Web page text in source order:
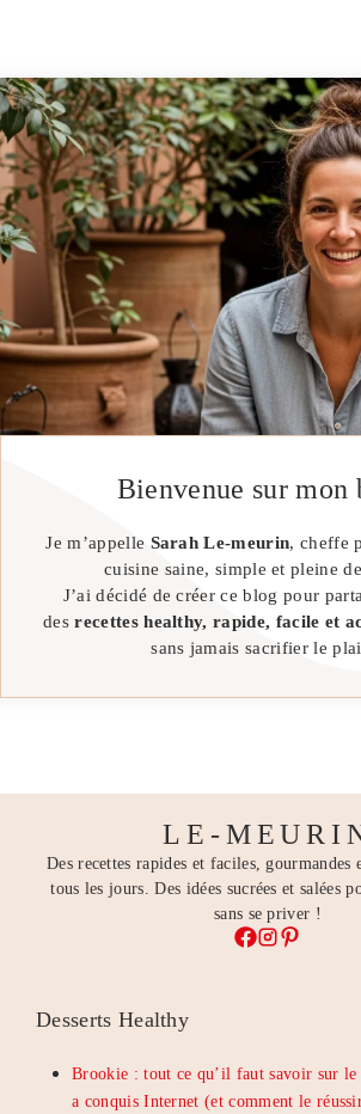
Bienvenue sur mon
Je m’appelle Sarah Le-meurin, cheffe
cuisine saine, simple et pleine
J’ai décidé de créer ce blog pour
desrecettes healthy, rapide, facile et
sans jamais sacrifier le
LE-
Des recettes rapides et faciles, gourmandes
tous les jours. Des idées sucrées et salées
sans se priver !
Desserts Healthy
Brookie : tout ce qu’il faut savoir sur le
a conquis Internet (et comment le